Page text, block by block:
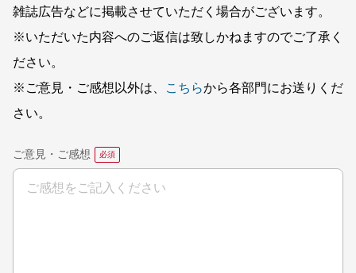
雑誌広告などに掲載させていただく場合がございます。
※いただいた内容へのご返信は致しかねますのでご了承く
ださい。
※ご意見・ご感想以外は、
こちらから各部門にお送りくだ
さい。
ご意見・ご感想